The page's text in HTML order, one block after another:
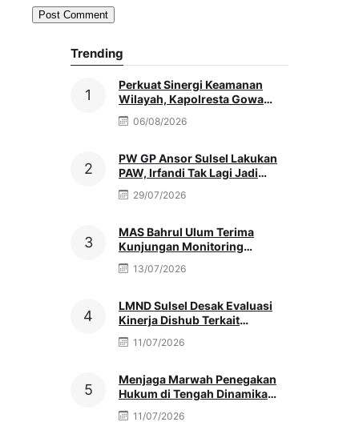
Trending
Perkuat Sinergi Keamanan
Wilayah, Kapolresta Gowa
Baru Silaturahmi Ke Kediaman
Ketua PCNU
06/08/2026
PW GP Ansor Sulsel Lakukan
PAW, Irfandi Tak Lagi Jadi
Pengurus
29/07/2026
MAS Bahrul Ulum Terima
Kunjungan Monitoring
MATAMUDA Ketua Pokjawas
Madrasah Nasional
13/07/2026
LMND Sulsel Desak Evaluasi
Kinerja Dishub Terkait
Kemacetan Akibat Truk Berat &
Antrean Solar
11/07/2026
Menjaga Marwah Penegakan
Hukum di Tengah Dinamika
Antar Aparat Penegak Hukum,
Oleh: Muh. Afriansyah
11/07/2026